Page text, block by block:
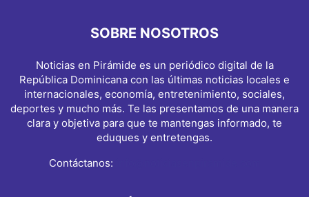
SOBRE NOSOTROS
Noticias en Pirámide es un periódico digital de la
República Dominicana con las últimas noticias locales e
internacionales, economía, entretenimiento, sociales,
deportes y mucho más. Te las presentamos de una manera
clara y objetiva para que te mantengas informado, te
eduques y entretengas.
Contáctanos: